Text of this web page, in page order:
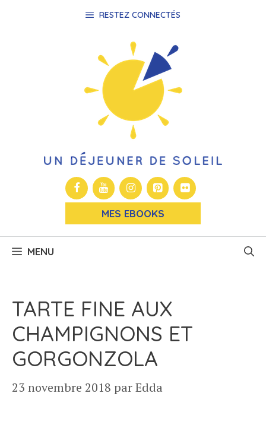
RESTEZ CONNECTÉS
MES EBOOKS
MENU
TARTE FINE AUX
CHAMPIGNONS ET
GORGONZOLA
23 novembre 2018 parEdda